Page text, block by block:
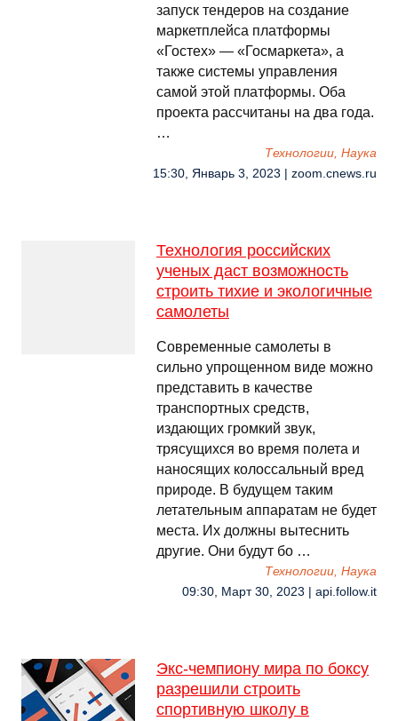
запуск тендеров на создание
маркетплейса платформы
«Гостех» — «Госмаркета», а
также системы управления
самой этой платформы. Оба
проекта рассчитаны на два года.
…
Технологии, Наука
15:30, Январь 3, 2023 | zoom.cnews.ru
Технология российских
ученых даст возможность
строить тихие и экологичные
самолеты
Современные самолеты в
сильно упрощенном виде можно
представить в качестве
транспортных средств,
издающих громкий звук,
трясущихся во время полета и
наносящих колоссальный вред
природе. В будущем таким
летательным аппаратам не будет
места. Их должны вытеснить
другие. Они будут бо …
Технологии, Наука
09:30, Март 30, 2023 | api.follow.it
Экс-чемпиону мира по боксу
разрешили строить
спортивную школу в